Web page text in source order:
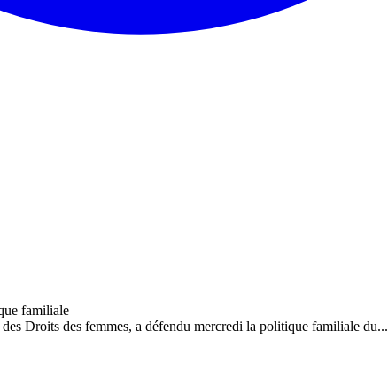
Droits des femmes, a défendu mercredi la politique familiale du...